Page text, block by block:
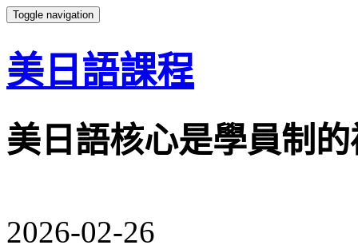
Toggle navigation
美日語課程
美日語核心是學員制
2026-02-26